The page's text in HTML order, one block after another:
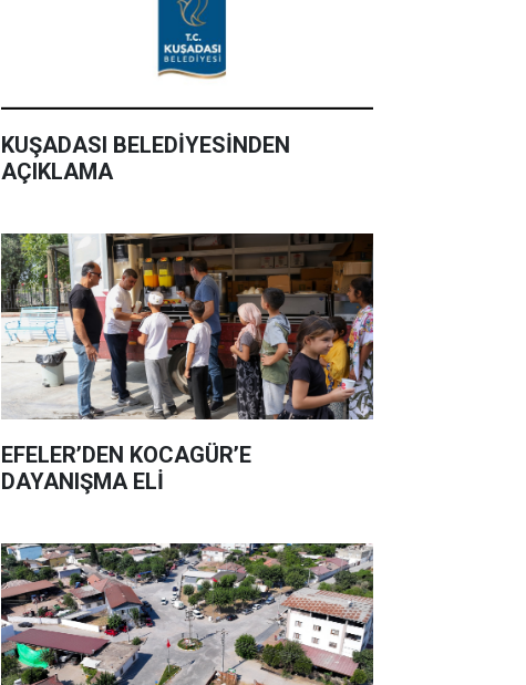
KUŞADASI BELEDİYESİNDEN
AÇIKLAMA
EFELER’DEN KOCAGÜR’E
DAYANIŞMA ELİ